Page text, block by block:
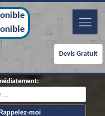
Devis Gratuit